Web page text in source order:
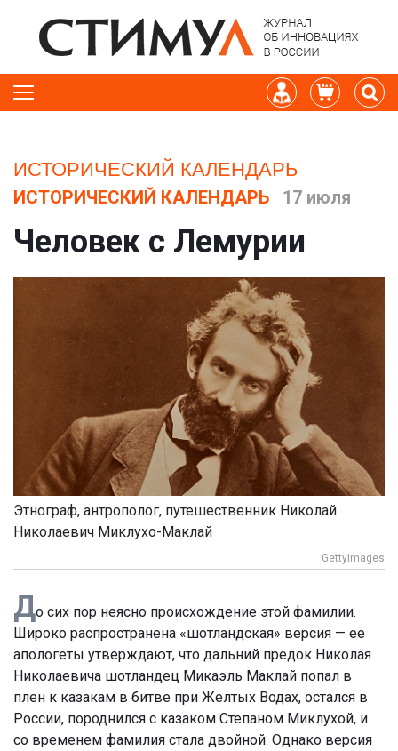
ИСТОРИЧЕСКИЙ КАЛЕНДАРЬ
ИСТОРИЧЕСКИЙ КАЛЕНДАРЬ 17 июля
Человек с Лемурии
Этнограф, антрополог, путешественник Николай
Николаевич Миклухо-Маклай
Gettyimages
До сих пор неясно происхождение этой фамилии.
Широко распространена «шотландская» версия — ее
апологеты утверждают, что дальний предок Николая
Николаевича шотландец Микаэль Маклай попал в
плен к казакам в битве при Желтых Водах, остался в
России, породнился с казаком Степаном Миклухой, и
со временем фамилия стала двойной. Однако версия